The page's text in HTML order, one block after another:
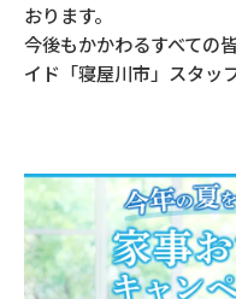
おります。
今後もかかわるすべての
イド「寝屋川市」スタッ